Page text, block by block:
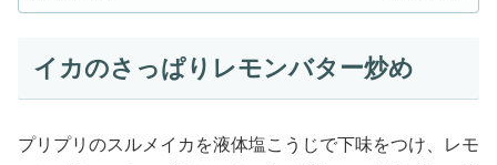
イカのさっぱりレモンバター炒め
プリプリのスルメイカを液体塩こうじで下味をつけ、レモ